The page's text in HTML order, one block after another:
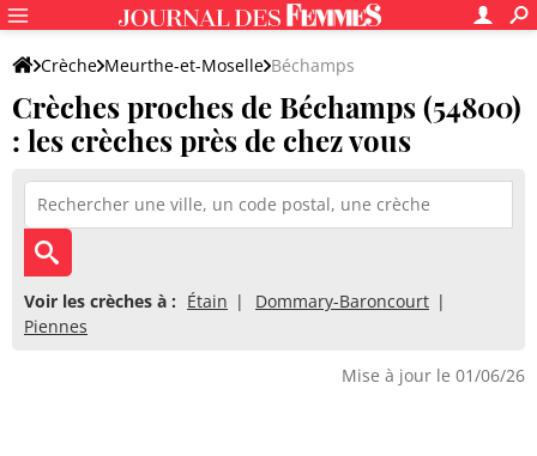
Crèche Meurthe-et-Moselle Béchamps
Crèches proches de Béchamps (54800)
: les crèches près de chez vous
Voir les crèches à : Étain
Dommary-Baroncourt
Piennes
Mise à jour le 01/06/26